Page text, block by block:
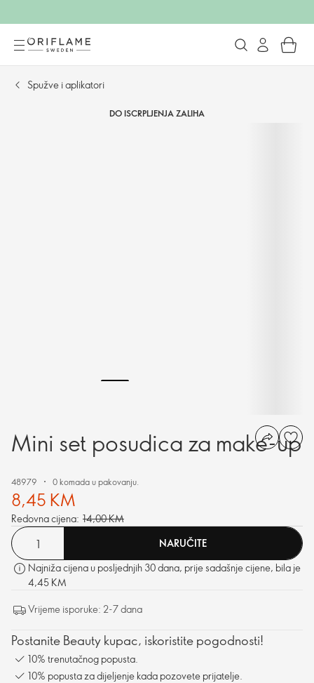
Spužve i aplikatori
DO ISCRPLJENJA ZALIHA
Mini set posudica za make-up
48979 0 komada u pakovanju.
8,45 KM
Redovna cijena: 14,00 KM
NARUČITE
Najniža cijena u posljednjih 30 dana, prije sadašnje cijene, bila je
4,45 KM
Vrijeme isporuke: 2-7 dana
Postanite Beauty kupac, iskoristite pogodnosti!
10% trenutačnog popusta.
10% popusta za dijeljenje kada pozovete prijatelje.